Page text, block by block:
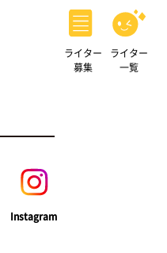
ライター
募集
ライター
一覧
Instagram